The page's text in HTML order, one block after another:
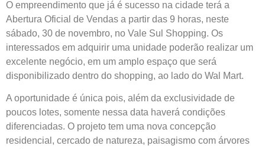
O empreendimento que já é sucesso na cidade terá a
Abertura Oficial de Vendas a partir das 9 horas, neste
sábado, 30 de novembro, no Vale Sul Shopping. Os
interessados em adquirir uma unidade poderão realizar um
excelente negócio, em um amplo espaço que será
disponibilizado dentro do shopping, ao lado do Wal Mart.
A oportunidade é única pois, além da exclusividade de
poucos lotes, somente nessa data haverá condições
diferenciadas. O projeto tem uma nova concepção
residencial, cercado de natureza, paisagismo com árvores